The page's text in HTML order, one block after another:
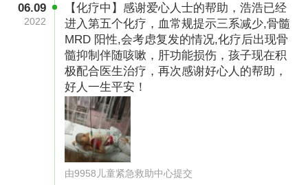
06.09
2022
【化疗中】感谢爱心人士的帮助，浩浩已经
进入第五个化疗，血常规提示三系减少,骨髓
MRD 阳性,会考虑复发的情况,化疗后出现骨
髓抑制伴随咳嗽，肝功能损伤，孩子现在积
极配合医生治疗，再次感谢好心人的帮助，
好人一生平安！
由9958儿童紧急救助中心提交